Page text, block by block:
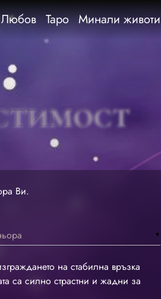
Любов Таро Минали животи
Ви.
▼
на стабилна връзка
са силно страстни и жадни за